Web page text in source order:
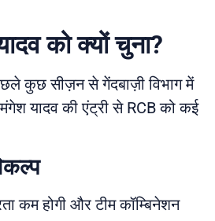
को क्यों चुना?
कुछ सीज़न से गेंदबाज़ी विभाग में
यादव की एंट्री से RCB को कई
कम होगी और टीम कॉम्बिनेशन